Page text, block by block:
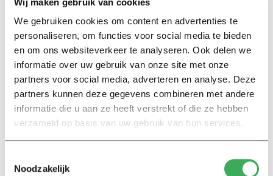
We gebruiken cookies om content en advertenties te
personaliseren, om functies voor social media te bieden
en om ons websiteverkeer te analyseren. Ook delen we
informatie over uw gebruik van onze site met onze
partners voor social media, adverteren en analyse. Deze
partners kunnen deze gegevens combineren met andere
informatie die u aan ze heeft verstrekt of die ze hebben
verzameld op basis van uw gebruik van hun services.
Noodzakelijk
Interview
Marion Koopmans over online
bedreigingen en desinformatie:
‘Wetenschappers, kom die
ivoren toren uit’
Achtergrond
Kinderen spelen de Zero
Hunger Game: ‘Ik schrok, we
kregen er een paar miljoen